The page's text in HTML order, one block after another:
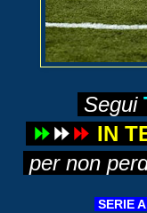
Segui
⏩⏩⏩ IN
per non
SERIE